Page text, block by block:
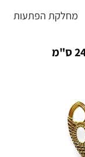
מחלקת הפתעות